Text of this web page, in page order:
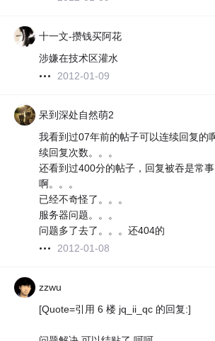
十一文-攒钱买阿花
涉嫌在技术区灌水
2012-01-09
呆到深处自然萌2
我看到过07年前的帖子可以连续回复的
续回复次数。。。
还看到过400分的帖子，回复被吞是常
啊。。。
已经不奇怪了。。。
服务器问题。。。
问题多了去了。。。还404的
2012-01-08
zzwu
[Quote=引用 6 楼 jq_ii_qc 的回复:]